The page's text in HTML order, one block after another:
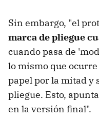
Sin embargo, "el
marca de pliegue
cuando pasa de
lo mismo que
papel por la mitad y
pliegue. Esto,
en la versión final".